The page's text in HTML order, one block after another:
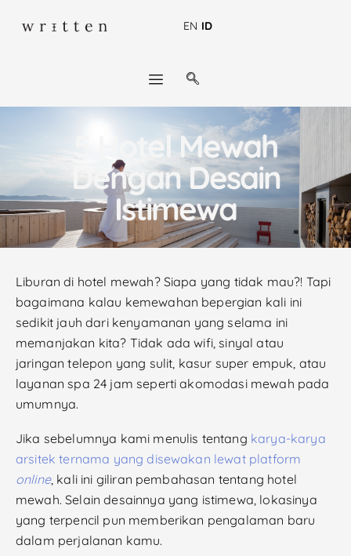
EN ID
5 Hotel Mewah
Dengan Desain
Istimewa
Liburan di hotel mewah? Siapa yang tidak mau?! Tapi
bagaimana kalau kemewahan bepergian kali ini
sedikit jauh dari kenyamanan yang selama ini
memanjakan kita? Tidak ada wifi, sinyal atau
jaringan telepon yang sulit, kasur super empuk, atau
layanan spa 24 jam seperti akomodasi mewah pada
umumnya.
Jika sebelumnya kami menulis tentang karya-karya
arsitek ternama yang disewakan lewat platform
online, kali ini giliran pembahasan tentang hotel
mewah. Selain desainnya yang istimewa, lokasinya
yang terpencil pun memberikan pengalaman baru
dalam perjalanan kamu.